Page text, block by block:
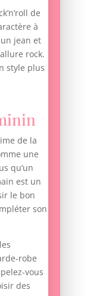
de
à
jean et
rock.
style plus
de la
une
qu’un
est un
le bon
son
robe
vous
des